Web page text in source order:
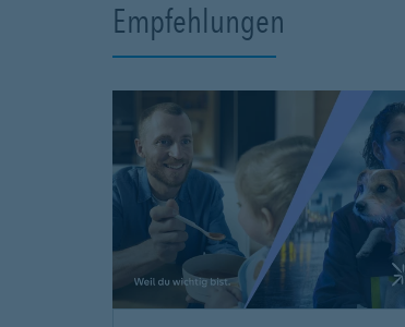
Empfehlungen